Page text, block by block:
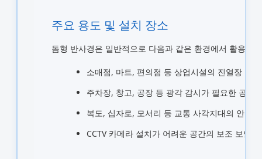
주요 용도 및 설치 장소
돔형 반사경은 일반적으로 다음과 같은 환경에서 활용됩
소매점, 마트, 편의점 등 상업시설의 진열장 및
주차장, 창고, 공장 등 광각 감시가 필요한 공간
복도, 십자로, 모서리 등 교통 사각지대의 안전
CCTV 카메라 설치가 어려운 공간의 보조 보안